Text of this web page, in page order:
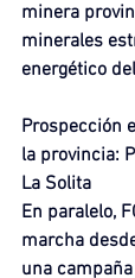
minera
minerales
energético
Prospección
la provincia:
La Solita
En paralelo,
marcha
una